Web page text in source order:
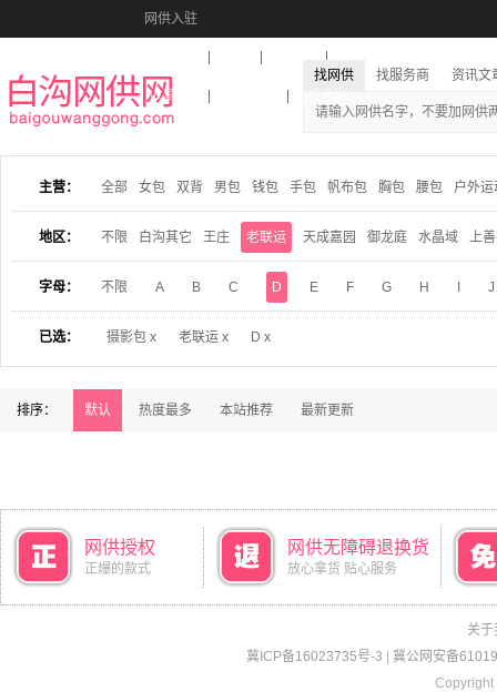
网供入驻
收藏本站
找网供 找服务商 资讯文
主营： 全部 女包 双背 男包 钱包 手包 帆布包 胸包 腰包 户外运
地区： 不限 白沟其它 王庄 老联运 天成嘉园 御龙庭 水晶域 上
字母： 不限 A B C D E F G H J
已选： 摄影包 x 老联运 x D x
排序： 默认 热度最多 本站推荐 最新更新
网供授权
正爆的款式
网供无障碍退换货
放心拿货 贴心服务
关于
冀ICP备16023735号-3
冀公网安备